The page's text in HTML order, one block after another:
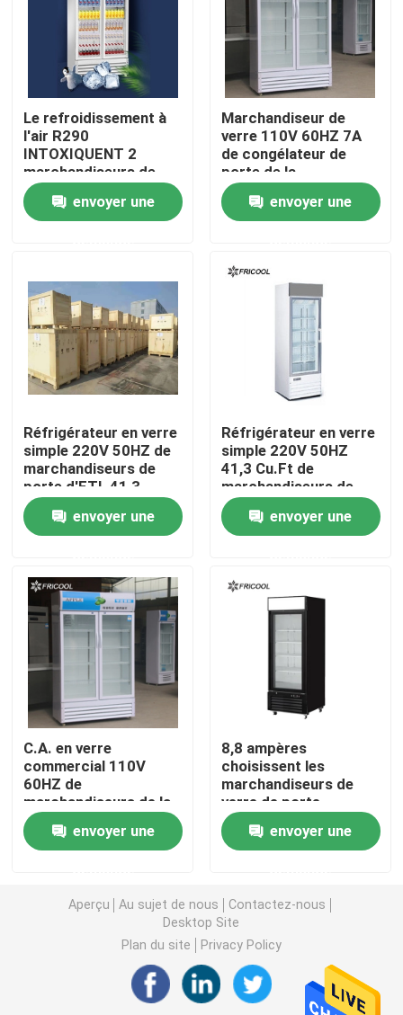
Aperçu
Produits
A propos de nous
Contrôle de la qualité
Contact
Tous les cas
Vitrine frigorifiée de boulangerie
Marchandiseurs de verre de porte
congélateur d'affichage de crème glacée
Portée dans le réfrigérateur
sous le contre- congélateur de réfrigérateur
Tableau réfrigéré de préparation
refroidisseur d'affichage de viande
Machine à glaçons commerciale
Le refroidissement à
l'air R290
INTOXIQUENT 2
marchandiseurs de
verre 1170L de porte
envoyer une
Marchandiseur de
verre 110V 60HZ 7A
de congélateur de
porte de la
température 2 simples
envoyer une
Réfrigérateur en verre
simple 220V 50HZ de
marchandiseurs de
porte d'ETL 41,3
Cu.Ft
envoyer une
Réfrigérateur en verre
simple 220V 50HZ
41,3 Cu.Ft de
marchandiseurs de
porte
envoyer une
C.A. en verre
commercial 110V
60HZ de
marchandiseurs de la
porte 1170L
envoyer une
8,8 ampères
choisissent les
marchandiseurs de
verre de porte
envoyer une
Aperçu Au sujet de nous
Contactez-nous
Desktop Site
Plan du site
Privacy Policy